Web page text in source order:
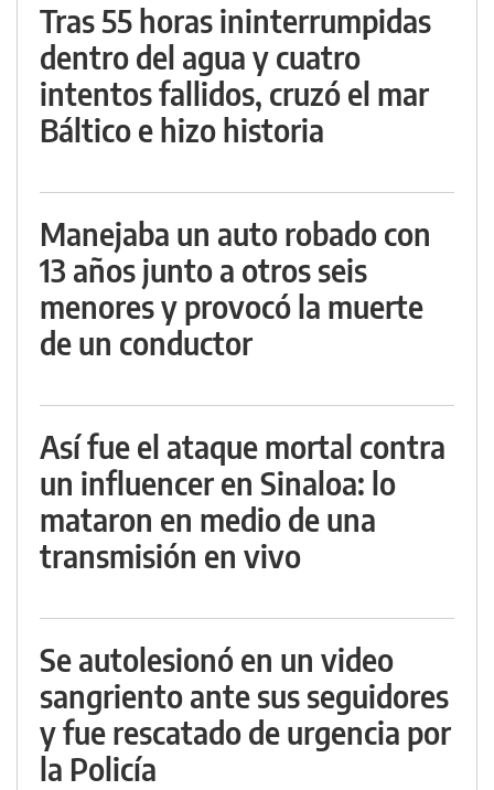
Tras 55 horas ininterrumpidas
dentro del agua y cuatro
intentos fallidos, cruzó el mar
Báltico e hizo historia
Manejaba un auto robado con
13 años junto a otros seis
menores y provocó la muerte
de un conductor
Así fue el ataque mortal contra
un influencer en Sinaloa: lo
mataron en medio de una
transmisión en vivo
Se autolesionó en un video
sangriento ante sus seguidores
y fue rescatado de urgencia por
la Policía